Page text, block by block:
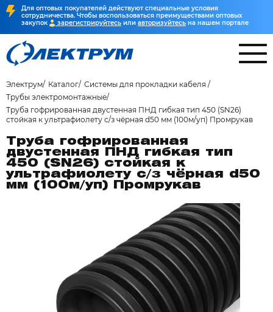
Для оптовых покупателей действуют специальные условия
сотрудничества. Чтобы воспользоваться преимуществами оптовых
закупок
зарегистрируйтесь или авторизуйтесь на нашем портале
Электрум Каталог Системы для прокладки кабеля
Трубы электромонтажные
Труба гофрированная двустенная ПНД гибкая тип 450 (SN26)
стойкая к ультрафиолету с/з чёрная d50 мм (100м/уп) Промрукав
Труба гофрированная
двустенная ПНД гибкая тип
450 (SN26) стойкая к
ультрафиолету с/з чёрная d50
мм (100м/уп) Промрукав